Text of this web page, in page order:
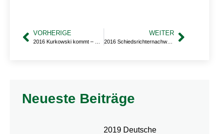
VORHERIGE WEITER
2016 Schiedsrichternachwuchs
Neueste Beiträge
2019 Deutsche